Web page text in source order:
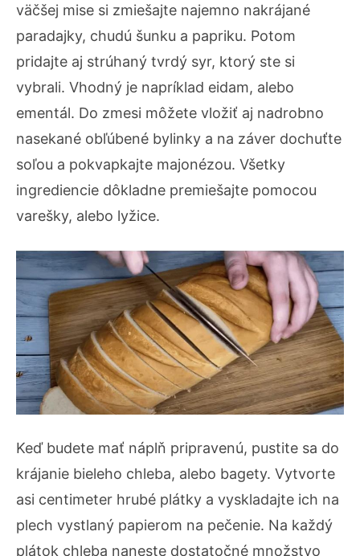
väčšej mise si zmiešajte najemno nakrájané
paradajky, chudú šunku a papriku. Potom
pridajte aj strúhaný tvrdý syr, ktorý ste si
vybrali. Vhodný je napríklad eidam, alebo
ementál. Do zmesi môžete vložiť aj nadrobno
nasekané obľúbené bylinky a na záver dochuťte
soľou a pokvapkajte majonézou. Všetky
ingrediencie dôkladne premiešajte pomocou
varešky, alebo lyžice.
Keď budete mať náplň pripravenú, pustite sa do
krájanie bieleho chleba, alebo bagety. Vytvorte
asi centimeter hrubé plátky a vyskladajte ich na
plech vystlaný papierom na pečenie. Na každý
plátok chleba naneste dostatočné množstvo